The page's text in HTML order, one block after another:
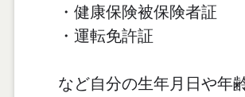
・健康保険被保険者証
・運転免許
など自分の生年月日や年